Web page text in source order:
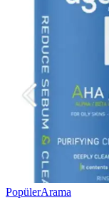
PopülerArama